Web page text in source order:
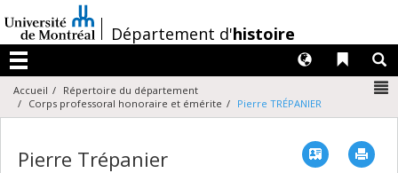
au
contenu
/Département d'histoire
Menu
Liens
Langues
Accueil
Répertoire du département
Corps professoral honoraire et émérite
Pierre TRÉPANIER
Pierre Trépanier Vcard